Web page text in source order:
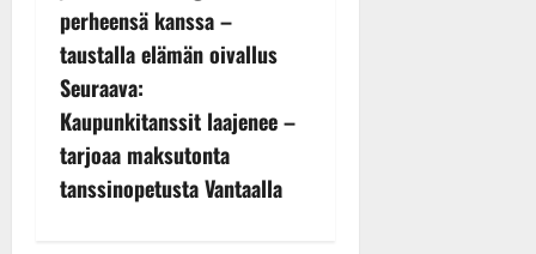
s
t
n
a
v
perheensä kanssa –
taustalla elämän oivallus
Seuraava:
Kaupunkitanssit laajenee –
tarjoaa maksutonta
tanssinopetusta Vantaalla